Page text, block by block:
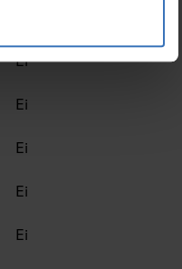
Ei
Ei
Ei
Ei
Ei